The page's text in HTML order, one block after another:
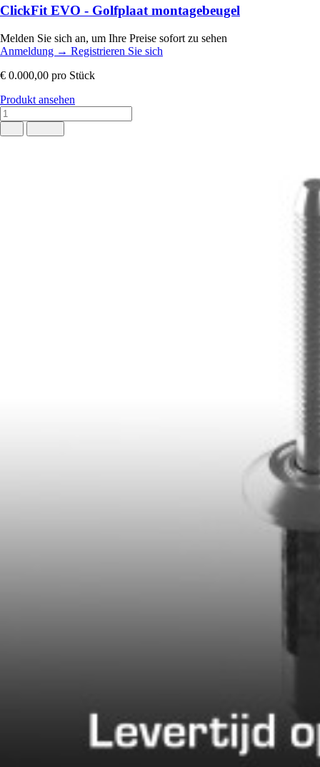
ClickFit EVO - Golfplaat montagebeugel
Melden Sie sich an, um Ihre Preise sofort zu sehen
Anmeldung → Registrieren Sie sich
€ 0.000,00 pro Stück
Produkt ansehen